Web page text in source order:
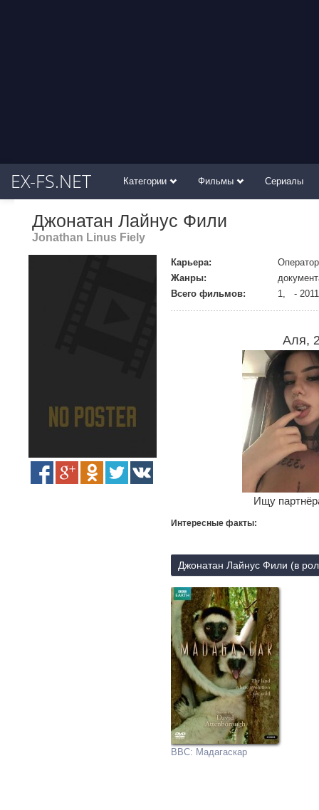
EX-FS.NET Категории Фильмы Сериалы
Джонатан Лайнус Фили
Jonathan Linus Fiely
Карьера:
Оператор
Жанры:
Всего фильмов:
1, - 2011
Аля,
Ищу
Интересные факты:
Джонатан Лайнус Фили (в
BBC: Мадагаскар